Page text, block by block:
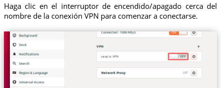
Haga clic en el interruptor de encendido/apagado cerca del
nombre de la conexión VPN para comenzar a conectarse.
ca-qc.tz VPN